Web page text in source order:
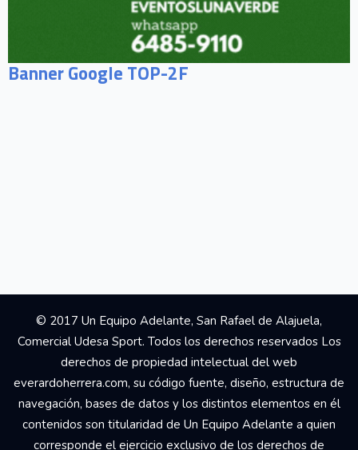
Banner Google TOP-2F
© 2017 Un Equipo Adelante, San Rafael de Alajuela,
Comercial Udesa Sport. Todos los derechos reservados Los
derechos de propiedad intelectual del web
everardoherrera.com, su código fuente, diseño, estructura de
navegación, bases de datos y los distintos elementos en él
contenidos son titularidad de Un Equipo Adelante a quien
corresponde el ejercicio exclusivo de los derechos de